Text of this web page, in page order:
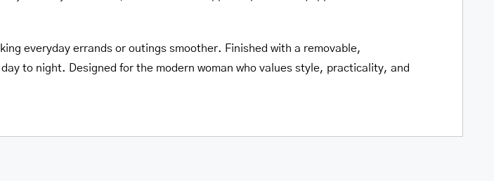
everyday errands or outings smoother. Finished with a removable,
to night. Designed for the modern woman who values style, practicality, and